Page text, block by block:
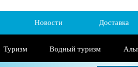
Новости Доставка
Туризм Водный туризм